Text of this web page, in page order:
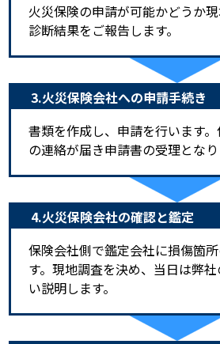
火災保険の申請が可能かどうか現
診断結果をご報告します。
3.火災保険会社への申請手続き
書類を作成し、申請を行います
の連絡が届き申請書の受理となり
4.火災保険会社の確認と鑑定
保険会社側で鑑定会社に損傷箇
す。現地調査を決め、当日は弊
い説明します。